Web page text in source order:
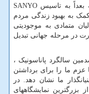
بعداً به تاسیس SANYO
به بهبود زندگی مردم
متمادی به موجودیتی
در مرحله جهانی تبدیل
صدمین سالگرد پاناسونیک ،
ما را برای برداشتن
ما نشان دهد. در
بزرگترین نمایشگاههای